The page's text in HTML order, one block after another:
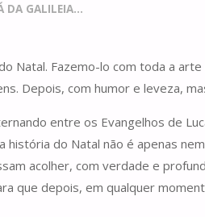
DA GALILEIA...
Natal. Fazemo-lo com toda a
Depois, com humor e leveza,
entre os Evangelhos de
do Natal não é apenas
acolher, com verdade e
que depois, em qualquer